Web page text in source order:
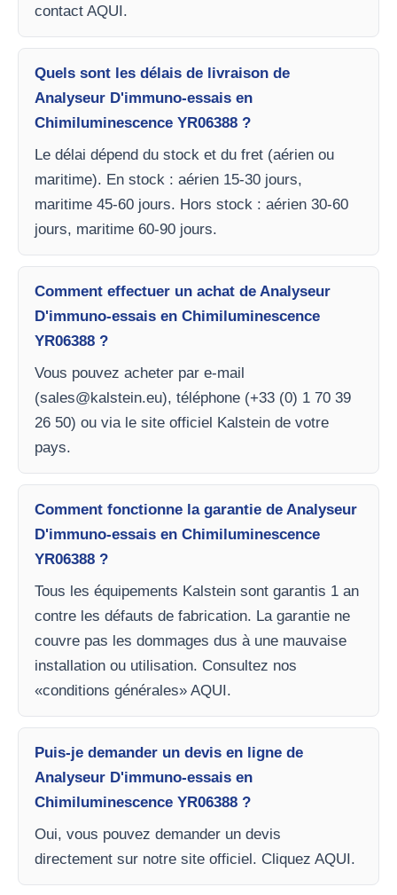
contact AQUI.
Quels sont les délais de livraison de
Analyseur D'immuno-essais en
Chimiluminescence YR06388 ?
Le délai dépend du stock et du fret (aérien ou
maritime). En stock : aérien 15-30 jours,
maritime 45-60 jours. Hors stock : aérien 30-60
jours, maritime 60-90 jours.
Comment effectuer un achat de Analyseur
D'immuno-essais en Chimiluminescence
YR06388 ?
Vous pouvez acheter par e-mail
(sales@kalstein.eu), téléphone (+33 (0) 1 70 39
26 50) ou via le site officiel Kalstein de votre
pays.
Comment fonctionne la garantie de Analyseur
D'immuno-essais en Chimiluminescence
YR06388 ?
Tous les équipements Kalstein sont garantis 1 an
contre les défauts de fabrication. La garantie ne
couvre pas les dommages dus à une mauvaise
installation ou utilisation. Consultez nos
«conditions générales» AQUI.
Puis-je demander un devis en ligne de
Analyseur D'immuno-essais en
Chimiluminescence YR06388 ?
Oui, vous pouvez demander un devis
directement sur notre site officiel. Cliquez AQUI.